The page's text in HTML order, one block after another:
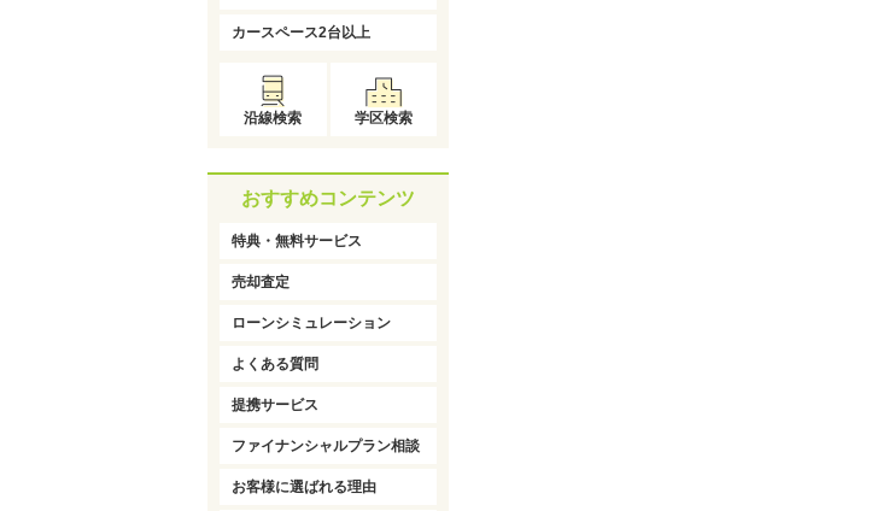
カースペース2台以上
沿線検索 学区検索
おすすめコンテンツ
特典・無料サービス
売却査定
ローンシミュレーション
よくある質問
提携サービス
ファイナンシャルプラン相談
お客様に選ばれる理由